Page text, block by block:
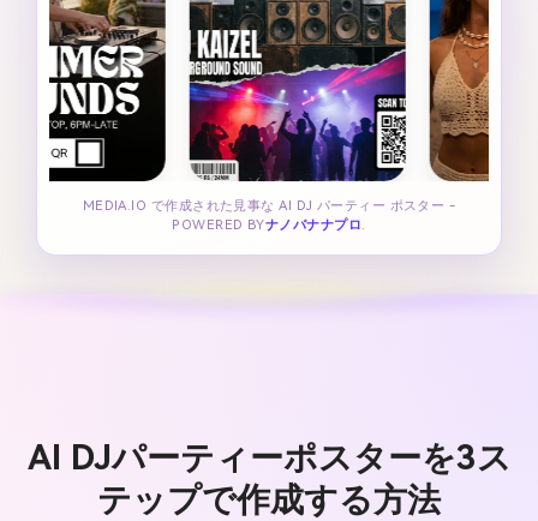
MEDIA.IO で作成された見事な AI DJ パーティー ポスター -
POWERED BYナノバナナプロ.
AI DJパーティーポスターを3ス
テップで作成する方法